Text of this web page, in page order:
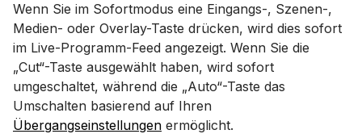
Wenn Sie im Sofortmodus eine Eingangs-, Szenen-,
Medien- oder Overlay-Taste drücken, wird dies sofort
im Live-Programm-Feed angezeigt. Wenn Sie die
„Cut“-Taste ausgewählt haben, wird sofort
umgeschaltet, während die „Auto“-Taste das
Umschalten basierend auf Ihren
Übergangseinstellungen ermöglicht.